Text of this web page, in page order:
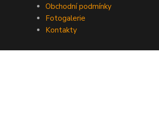
Obchodní podmínky
Fotogalerie
Kontakty